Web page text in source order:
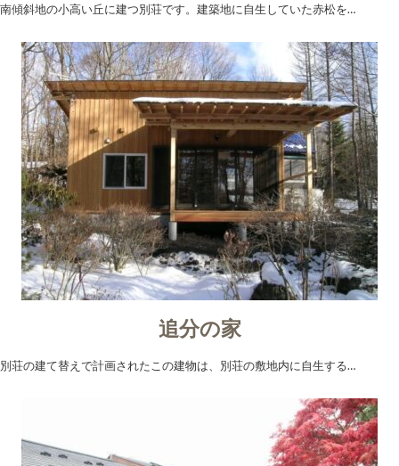
南傾斜地の小高い丘に建つ別荘です。建築地に自生していた赤松を…
追分の家
別荘の建て替えで計画されたこの建物は、別荘の敷地内に自生する…